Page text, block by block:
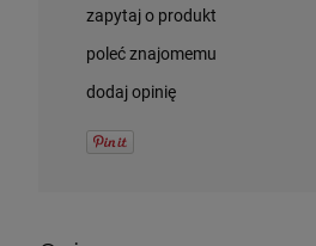
zapytaj o produkt
poleć znajomemu
dodaj opinię